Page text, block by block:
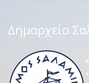
Δημαρχείο